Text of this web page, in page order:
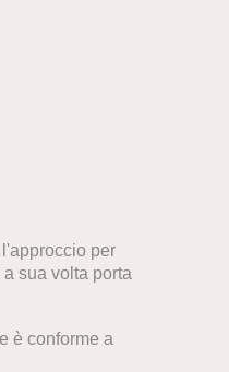
per
sua volta porta
è conforme a